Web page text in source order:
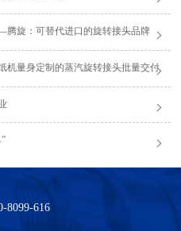
旋：可替代进口的旋转接头品牌
机量身定制的蒸汽旋转接头批量交付
8099-616